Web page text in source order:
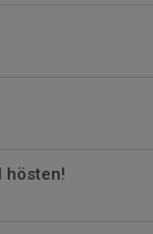
hösten!